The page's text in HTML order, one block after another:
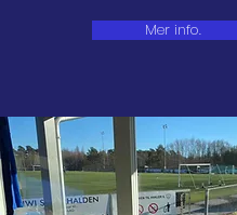
Mer info.